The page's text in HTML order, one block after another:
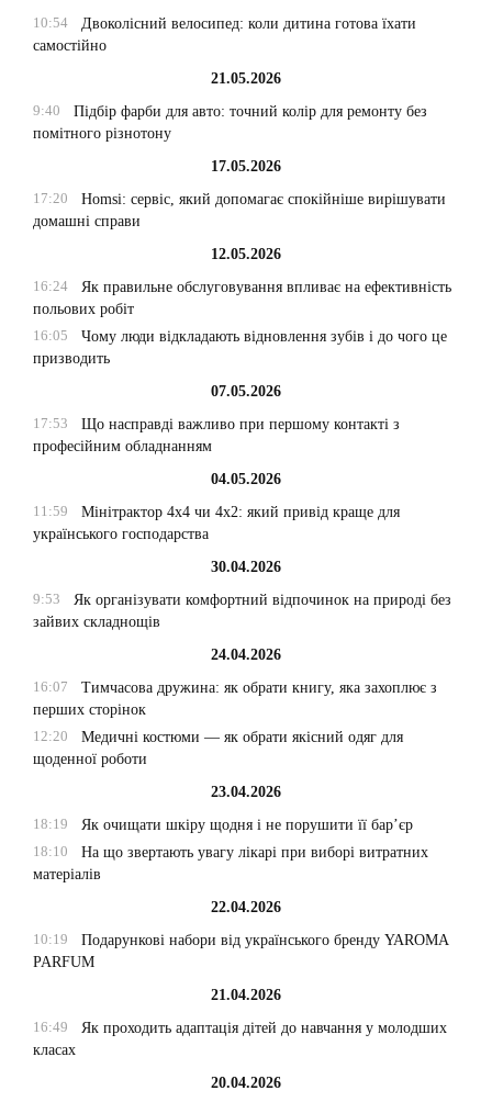
10:54
Двоколісний велосипед: коли дитина готова їхати
самостійно
21.05.2026
9:40
Підбір фарби для авто: точний колір для ремонту без
помітного різнотону
17.05.2026
17:20
Homsi: сервіс, який допомагає спокійніше вирішувати
домашні справи
12.05.2026
16:24
Як правильне обслуговування впливає на ефективність
польових робіт
16:05
Чому люди відкладають відновлення зубів і до чого це
призводить
07.05.2026
17:53
Що насправді важливо при першому контакті з
професійним обладнанням
04.05.2026
11:59
Мінітрактор 4х4 чи 4х2: який привід краще для
українського господарства
30.04.2026
9:53
Як організувати комфортний відпочинок на природі без
зайвих складнощів
24.04.2026
16:07
Тимчасова дружина: як обрати книгу, яка захоплює з
перших сторінок
12:20
Медичні костюми — як обрати якісний одяг для
щоденної роботи
23.04.2026
18:19
Як очищати шкіру щодня і не порушити її бар’єр
18:10
На що звертають увагу лікарі при виборі витратних
матеріалів
22.04.2026
10:19
Подарункові набори від українського бренду YAROMA
PARFUM
21.04.2026
16:49
Як проходить адаптація дітей до навчання у молодших
класах
20.04.2026